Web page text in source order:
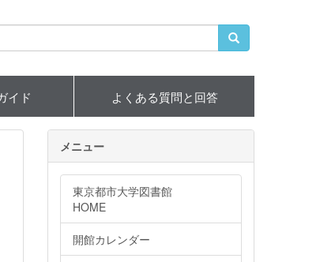
イド よくある質問と回答
メニュー
東京都市大学図書館
HOME
開館カレンダー